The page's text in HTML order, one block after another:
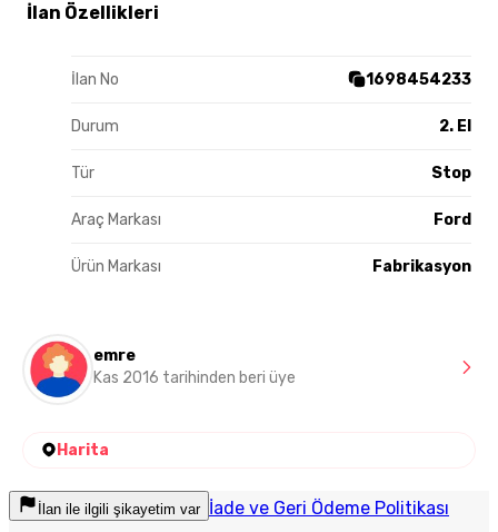
İlan Özellikleri
İlan No 1698454233
Durum 2. El
Tür Stop
Araç Markası Ford
Ürün Markası Fabrikasyon
emre
Kas 2016 tarihinden beri üye
Harita
İlan ile ilgili şikayetim var İade ve Geri Ödeme Politikası